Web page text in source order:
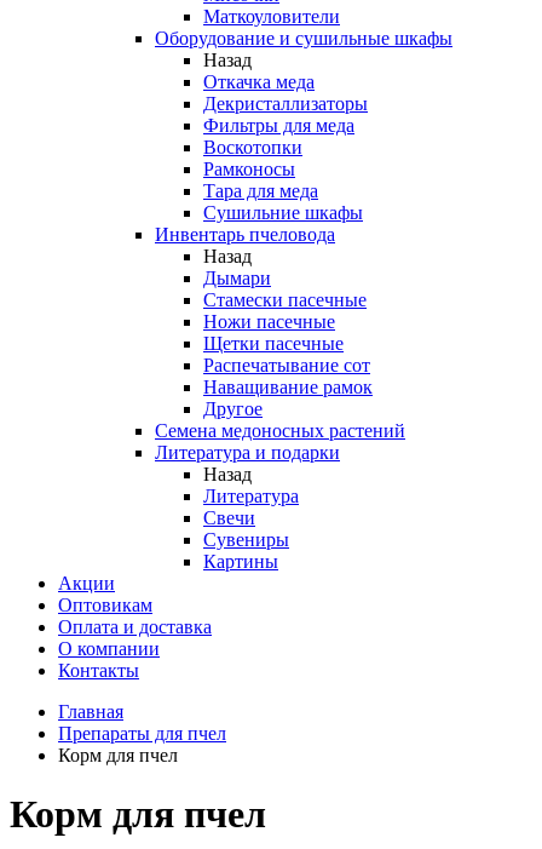
Маткоуловители
Оборудование и сушильные шкафы
Назад
Откачка меда
Декристаллизаторы
Фильтры для меда
Воскотопки
Рамконосы
Тара для меда
Сушильние шкафы
Инвентарь пчеловода
Назад
Дымари
Стамески пасечные
Ножи пасечные
Щетки пасечные
Распечатывание сот
Наващивание рамок
Другое
Семена медоносных растений
Литература и подарки
Назад
Литература
Свечи
Сувениры
Картины
Акции
Оптовикам
Оплата и доставка
О компании
Контакты
Главная
Препараты для пчел
Корм для пчел
Корм для пчел